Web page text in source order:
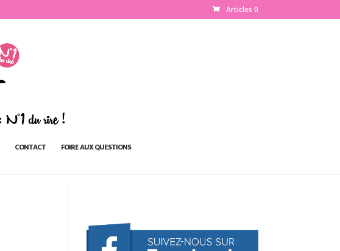
Articles 0
CONTACT FOIRE AUX QUESTIONS